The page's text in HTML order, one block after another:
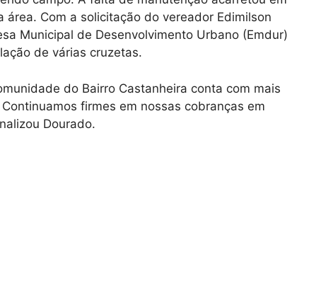
Com a solicitação do vereador Edimilson
Municipal de Desenvolvimento Urbano (Emdur)
de várias cruzetas.
do Bairro Castanheira conta com mais
firmes em nossas cobranças em
Dourado.